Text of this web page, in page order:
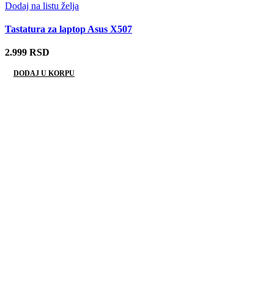
Dodaj na listu želja
Tastatura za laptop Asus X507
2.999 RSD
DODAJ U KORPU